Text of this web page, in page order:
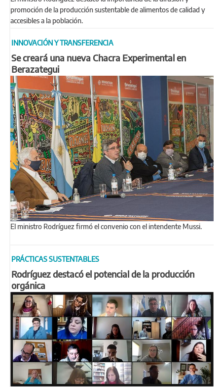
promoción de la producción sustentable de alimentos de calidad y
accesibles a la población.
INNOVACIÓN Y TRANSFERENCIA
Se creará una nueva Chacra Experimental en
Berazategui
El ministro Rodríguez firmó el convenio con el intendente Mussi.
PRÁCTICAS SUSTENTABLES
Rodríguez destacó el potencial de la producción
orgánica